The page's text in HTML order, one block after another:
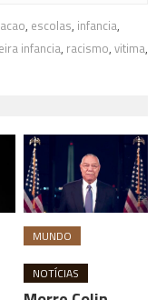
, escolas, infancia,
infancia, racismo, vitima,
MUNDO
NOTÍCIAS